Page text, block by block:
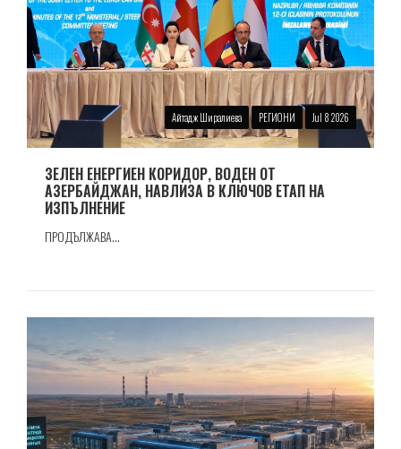
Айтадж Ширалиева РЕГИОНИ Jul 8 2026
ЗЕЛЕН ЕНЕРГИЕН КОРИДОР, ВОДЕН ОТ
АЗЕРБАЙДЖАН, НАВЛИЗА В КЛЮЧОВ ЕТАП НА
ИЗПЪЛНЕНИЕ
ПРОДЪЛЖАВА...